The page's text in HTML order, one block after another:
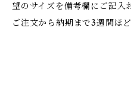
望のサイズを備考欄にご記入
ご注文から納期まで3週間ほ